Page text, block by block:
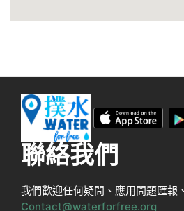
聯絡我們
我們歡迎任何疑問、應用問題匯報
Contact@waterforfree.org